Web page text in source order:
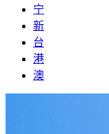
宁
新
台
港
澳